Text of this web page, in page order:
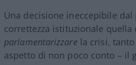
Una decisione ineccepibile
correttezza istituzionale quella
parlamentarizzare la crisi,
aspetto di non poco conto – il